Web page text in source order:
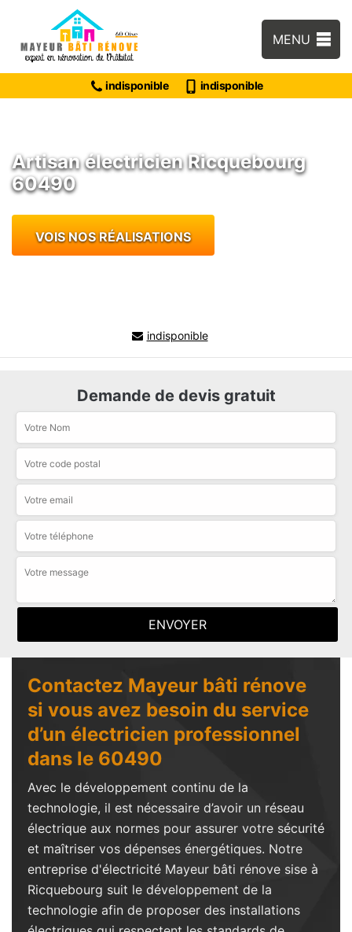
MENU
indisponible indisponible
Artisan électricien Ricquebourg
60490
VOIS NOS RÉALISATIONS
indisponible
Demande de devis gratuit
Contactez Mayeur bâti rénove
si vous avez besoin du service
d’un électricien professionnel
dans le 60490
Avec le développement continu de la
technologie, il est nécessaire d’avoir un réseau
électrique aux normes pour assurer votre sécurité
et maîtriser vos dépenses énergétiques. Notre
entreprise d'électricité Mayeur bâti rénove sise à
Ricquebourg suit le développement de la
technologie afin de proposer des installations